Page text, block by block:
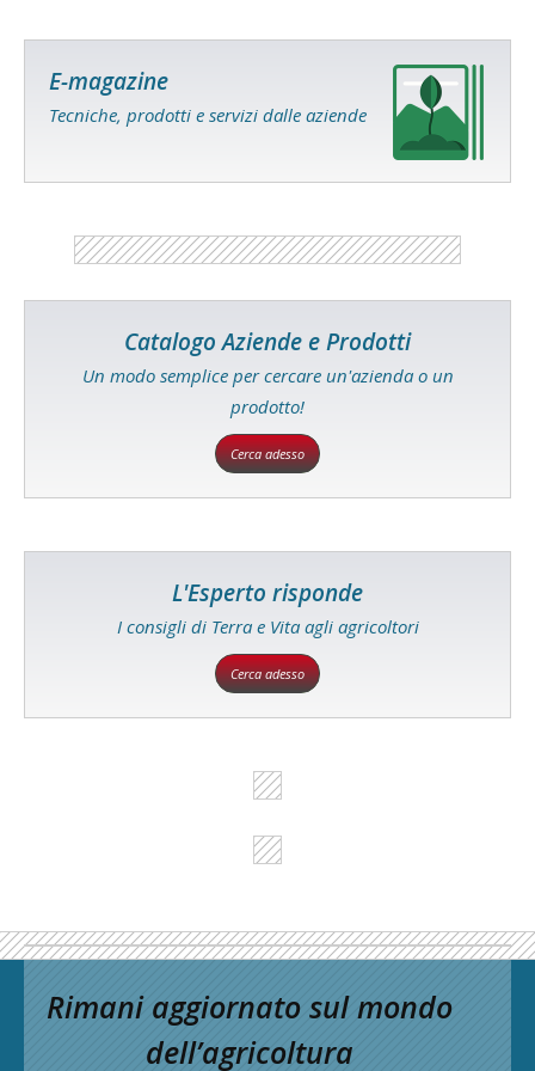
E-magazine
Tecniche, prodotti e servizi dalle aziende
Catalogo Aziende e Prodotti
Un modo semplice per cercare un'azienda o un
prodotto!
Cerca adesso
L'Esperto risponde
I consigli di Terra e Vita agli agricoltori
Cerca adesso
Rimani aggiornato sul mondo
dell’agricoltura